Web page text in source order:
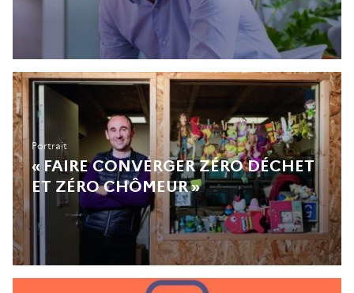
Portrait
« FAIRE CONVERGER ZÉRO DÉCHET
ET ZÉRO CHÔMEUR »